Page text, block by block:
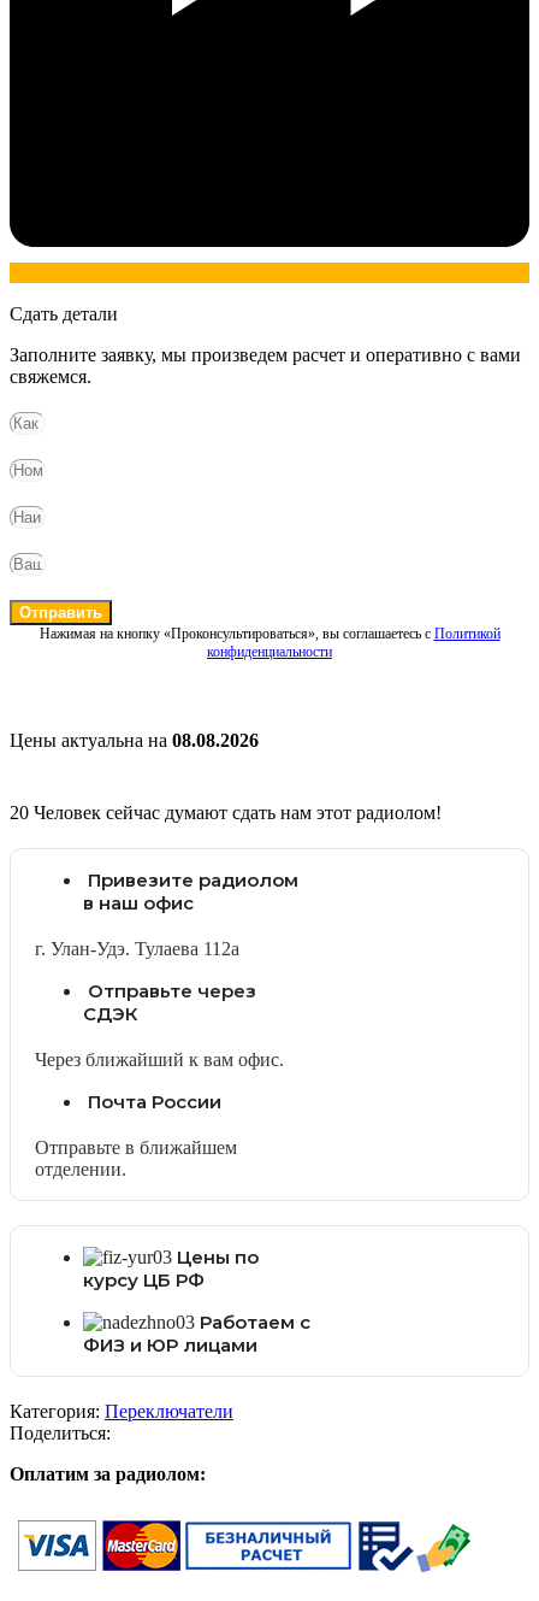
Сдать детали
Заполните заявку, мы произведем расчет и оперативно с вами
свяжемся.
Отправить
Нажимая на кнопку «Проконсультироваться», вы соглашаетесь с Политикой
конфиденциальности
Цены актуальна на 08.08.2026
20 Человек сейчас думают сдать нам этот радиолом!
Привезите радиолом
в наш офис
г. Улан-Удэ. Тулаева 112а
Отправьте через
СДЭК
Через ближайший к вам офис.
Почта России
Отправьте в ближайшем
отделении.
Цены по
курсу ЦБ РФ
Работаем с
ФИЗ и ЮР лицами
Категория: Переключатели
Поделиться:
Оплатим за радиолом: